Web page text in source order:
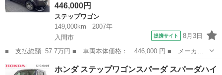
446,000円
ステップワゴン
149,000km
2007年
入間市
提携サイト 8月3日
■ 支払総額: 57.7万円 ■ 車両本体価格： 446,000 円 ■ メーカー
名： ホンダ ■ 車種名： ステップワゴン ■ グレード名： Ｇ
エアロエディション ■ 排気量： 2000cc ■ ドア枚数： 5D ■ ...
埼玉 入間市 ステップワゴン
ホンダ ステップワゴンスパーダ スパーダハイ